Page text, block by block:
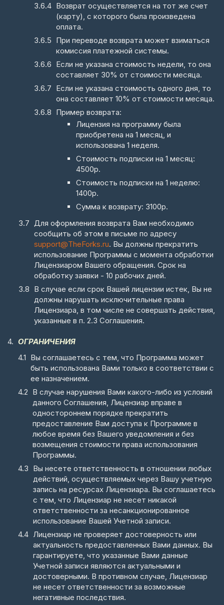
Возврат осуществляется на тот же счет
(карту), с которого была произведена
оплата.
При переводе возврата может взиматься
комиссия платежной системы.
Если не указана стоимость недели, то она
составляет 30% от стоимости месяца.
Если не указана стоимость одного дня, то
она составляет 10% от стоимости месяца.
Пример возврата:
Лицензия на программу была
приобретена на 1 месяц, и
использована 1 неделя.
Стоимость подписки на 1 месяц:
4500р.
Стоимость подписки на 1 неделю:
1400р.
Сумма к возврату: 3100р.
Для оформления возврата Вам необходимо
сообщить об этом в письме по адресу
support@TheForks.ru. Вы должны прекратить
использование Программы с момента обработки
Лицензиаром Вашего обращения. Срок на
обработку заявки - 10 рабочих дней.
В случае если срок Вашей лицензии истек, Вы не
должны нарушать исключительные права
Лицензиара, в том числе не совершать действия,
указанные в п. 2.3 Соглашения.
ОГРАНИЧЕНИЯ
Вы соглашаетесь с тем, что Программа может
быть использована Вами только в соответствии с
ее назначением.
В случае нарушения Вами какого-либо из условий
данного Соглашения, Лицензиар вправе в
одностороннем порядке прекратить
предоставление Вам доступа к Программе в
любое время без Вашего уведомления и без
возмещения стоимости права использования
Программы.
Вы несете ответственность в отношении любых
действий, осуществляемых через Вашу учетную
запись на ресурсах Лицензиара. Вы соглашаетесь
с тем, что Лицензиар не несет никакой
ответственности за несанкционированное
использование Вашей Учетной записи.
Лицензиар не проверяет достоверность или
актуальность предоставленных Вами данных. Вы
гарантируете, что указанные Вами данные
Учетной записи являются актуальными и
достоверными. В противном случае, Лицензиар
не несет ответственности за возможные
негативные последствия.